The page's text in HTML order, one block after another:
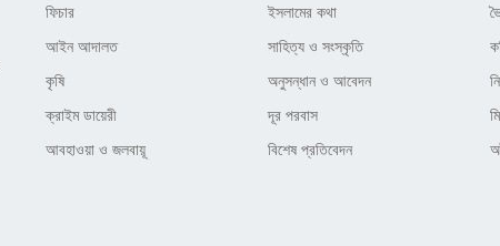
ফিচার
আইন আদালত
কৃষি
ক্রাইম ডায়েরী
আবহাওয়া ও জলবায়ূ
ইসলামের কথা
সাহিত্য ও সংস্কৃতি
অনুসন্ধান ও আবেদন
দূর পরবাস
বিশেষ প্রতিবেদন